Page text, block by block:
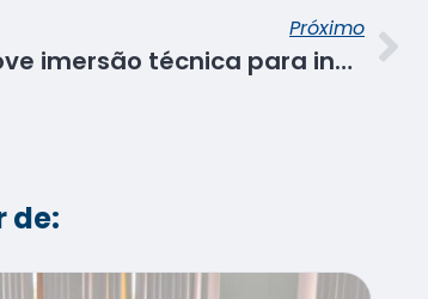
Próximo
Senac promove imersão técnica para instrutores de moda com foco em inovação e tendências 2026
de: